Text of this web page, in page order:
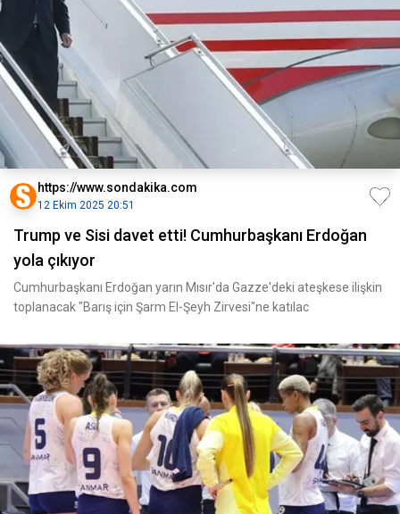
https://www.sondakika.com
12 Ekim 2025 20:51
Trump ve Sisi davet etti! Cumhurbaşkanı Erdoğan
yola çıkıyor
Cumhurbaşkanı Erdoğan yarın Mısır'da Gazze'deki ateşkese ilişkin
toplanacak "Barış için Şarm El-Şeyh Zirvesi"ne katılac